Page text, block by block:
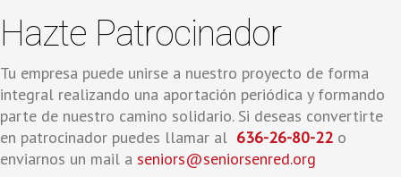
Hazte Patrocinador
Tu empresa puede unirse a nuestro proyecto de forma
integral realizando una aportación periódica y formando
parte de nuestro camino solidario. Si deseas convertirte
en patrocinador puedes llamar al 636-26-80-22 o
enviarnos un mail a seniors@seniorsenred.org